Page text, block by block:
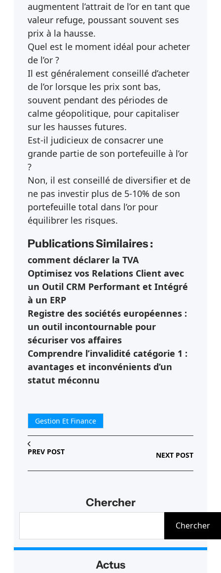
augmentent l’attrait de l’or en tant que
valeur refuge, poussant souvent ses
prix à la hausse.
Quel est le moment idéal pour acheter
de l’or ?
Il est généralement conseillé d’acheter
de l’or lorsque les prix sont bas,
souvent pendant des périodes de
calme géopolitique, pour capitaliser
sur les hausses futures.
Est-il judicieux de consacrer une
grande partie de son portefeuille à l’or
?
Non, il est conseillé de diversifier et de
ne pas investir plus de 5-10% de son
portefeuille total dans l’or pour
équilibrer les risques.
Publications Similaires :
comment déclarer la TVA
Optimisez vos Relations Client avec
un Outil CRM Performant et Intégré
à un ERP
Registre des sociétés européennes :
un outil incontournable pour
sécuriser vos affaires
Comprendre l’invalidité catégorie 1 :
avantages et inconvénients d’un
statut méconnu
Gestion Et Finance
PREV POST NEXT POST
Chercher
c
Chercher
Actus